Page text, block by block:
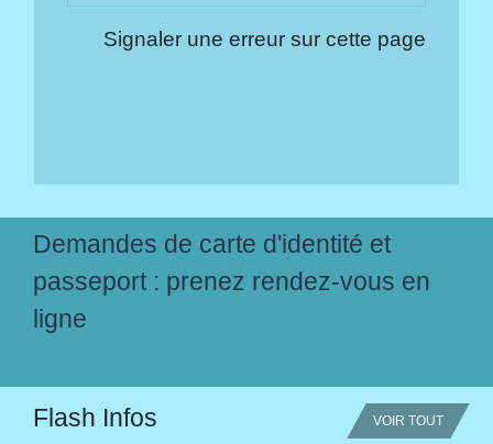
Signaler une erreur sur cette page
Demandes de carte d'identité et
passeport : prenez rendez-vous en
ligne
Flash Infos VOIR TOUT